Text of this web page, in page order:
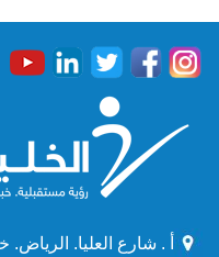
أ . شارع العليا.